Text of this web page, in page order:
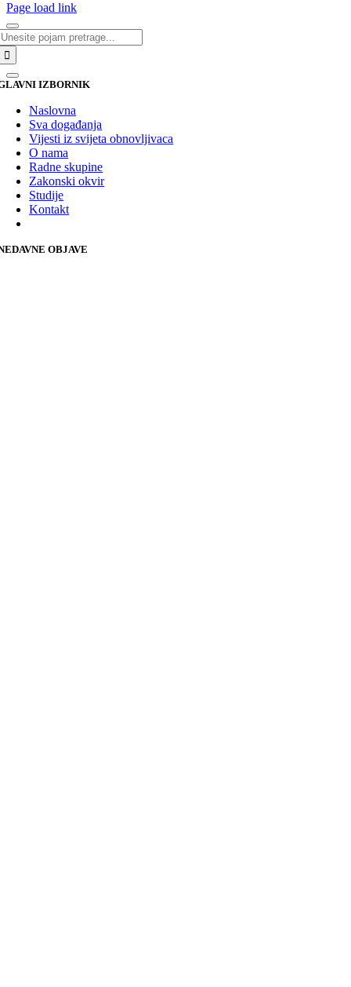
Page load link
IZBORNIK
Naslovna
Sva događanja
Vijesti iz svijeta obnovljivaca
O nama
Radne skupine
Zakonski okvir
Studije
Kontakt
OBJAVE